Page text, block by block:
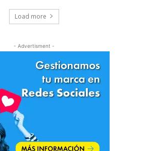
Load more
- Advertisment -